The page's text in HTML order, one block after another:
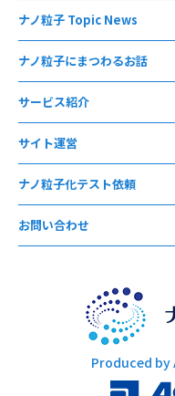
ナノ粒子 Topic News
ナノ粒子にまつわるお話
サービス紹介
サイト運営
ナノ粒子化テスト依頼
お問い合わせ
Produced by